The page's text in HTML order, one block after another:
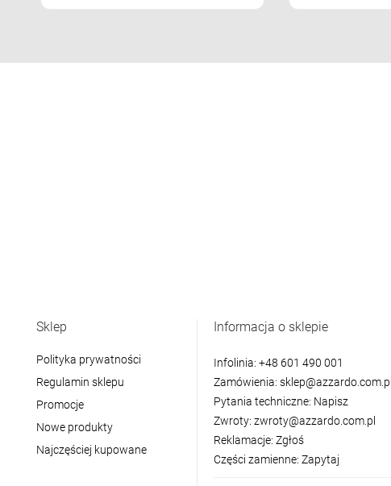
Sklep
Polityka prywatności
Regulamin sklepu
Promocje
Nowe produkty
Najczęściej kupowane
Informacja o sklepie
Infolinia: +48 601 490 001
Zamówienia: sklep@azzardo.com.pl
Pytania techniczne: Napisz
Zwroty: zwroty@azzardo.com.pl
Reklamacje: Zgłoś
Części zamienne: Zapytaj